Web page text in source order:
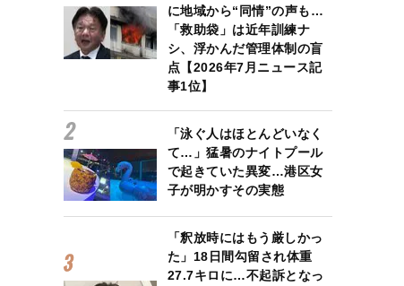
に地域から“同情”の声も…
「救助袋」は近年訓練ナ
シ、浮かんだ管理体制の盲
点【2026年7月ニュース記
事1位】
「泳ぐ人はほとんどいなく
て…」猛暑のナイトプール
で起きていた異変…港区女
子が明かすその実態
「釈放時にはもう厳しかっ
た」18日間勾留され体重
27.7キロに…不起訴となっ